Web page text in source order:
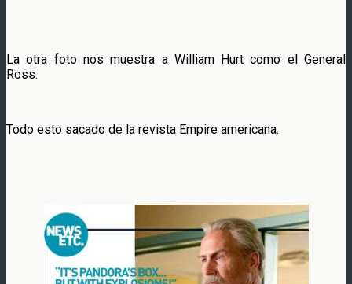
La otra foto nos muestra a William Hurt como el General
Ross.
Todo esto sacado de la revista Empire americana.